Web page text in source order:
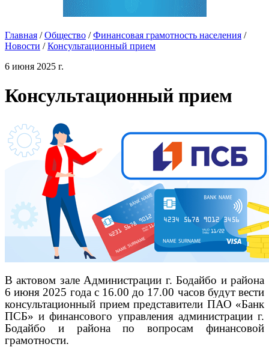
Главная / Общество / Финансовая грамотность населения /
Новости / Консультационный прием
6 июня 2025 г.
Консультационный прием
В актовом зале Администрации г. Бодайбо и района
6 июня 2025 года с 16.00 до 17.00 часов будут вести
консультационный прием представители ПАО «Банк
ПСБ» и финансового управления администрации г.
Бодайбо и района по вопросам финансовой
грамотности.